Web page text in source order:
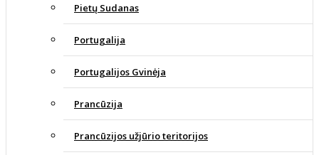
Pietų Sudanas
Portugalija
Portugalijos Gvinėja
Prancūzija
Prancūzijos užjūrio teritorijos